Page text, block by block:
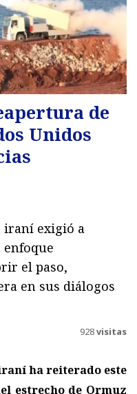
de
Unidos
iraní exigió a
el paso,
en sus diálogos
928visitas
ha reiterado este
estrecho de Ormuz